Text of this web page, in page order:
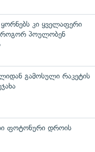
კი ყველაფერი
როგორ პოულობენ
გამოსული რაკეტის
ფოტონური დროის